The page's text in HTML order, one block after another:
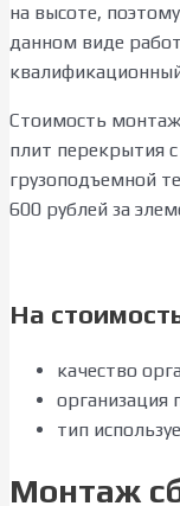
на высоте,
данном виде
Стоимость
плит перекрытия
грузоподъемной
600 рублей за
На
качество
организация
тип
Монтаж